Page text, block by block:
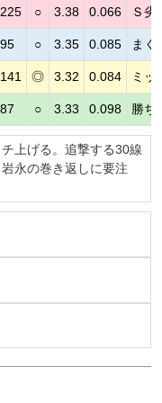
○ 3.38 0.066 Ｓ劣
○ 3.35 0.085 まく
◎ 3.32 0.084 ミッ
○ 3.33 0.098 勝ち
上げる。追撃する30線
永の巻き返しに要注